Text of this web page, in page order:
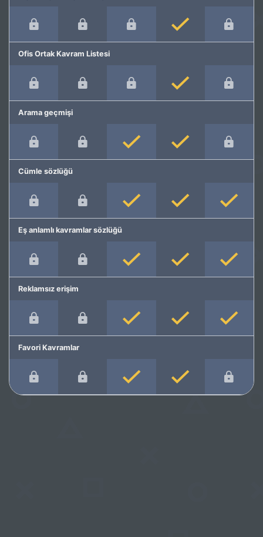
Ofis Ortak Kavram Listesi
Arama geçmişi
Cümle sözlüğü
Eş anlamlı kavramlar sözlüğü
Reklamsız erişim
Favori Kavramlar